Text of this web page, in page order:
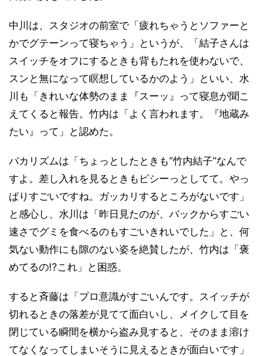
中川は、スタジオの前室で「疲れちゃうとソファーと
かでグテーンって寝ちゃう」というが、「結子さんは
スイッチをオフにするときも背もたれを使わないで、
スンと無になって瞑想しているかのよう」といい、水
川も「きれいな体勢のまま『スーッ』って寝息が聞こ
えてくると報告。竹内は「よく言われます。『地蔵み
たい』って」と認めた。
バカリズムは「ちょっとしたときも“竹内結子”なんで
すよ。差し入れを見るときもピシーっとしてて。やっ
ぱりすごいですね。ガッカリするところがないです」
と感心し、水川は「昨日見たのが、バックからすごい
速さでグミを食べるのもすごいきれいでした」と、何
気ない動作にも隙のない姿を絶賛したが、竹内は「褒
めてるの!?これ」と困惑。
すると斉藤は「プロ意識がすごいんです。スイッチが
切れるときの落差が見てて面白いし、メイクして目を
閉じている瞬間を横から盗み見すると、そのまま溶け
てなくなってしまいそうに見えるときが面白いです」